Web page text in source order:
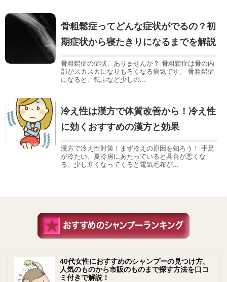
骨粗鬆症ってどんな症状がでるの？初
期症状から寝たきりになるまでを解説
骨粗鬆症の症状、ありませんか？ 骨粗鬆症は骨の内
部がスカスカになりもろくなる病気です。 骨粗鬆症
になると、転ぶなど少しの...
冷え性は漢方で体質改善から！冷え性
に効くおすすめの漢方と効果
漢方で冷え性対策！まず冷えの原因を知ろう！ 手足
が冷たい、夏冷房にあたっていると具合が悪くな
る、少し寒くなってくると電気毛布が...
40代女性におすすめのシャンプーの見つけ方。
人気のものから市販のものまで探す方法を口コ
ミ付きで解説！